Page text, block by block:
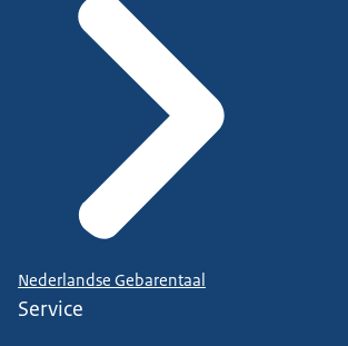
Nederlandse Gebarentaal
Service